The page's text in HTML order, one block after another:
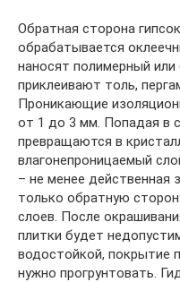
Обратная сторона
обрабатывается
наносят полимерный
приклеивают толь,
Проникающие
от 1 до 3 мм. Попадая в
превращаются в
влагонепроницаемый
– не менее
только обратную
слоев. После
плитки будет
водостойкой, покрытие
нужно прогрунтовать.